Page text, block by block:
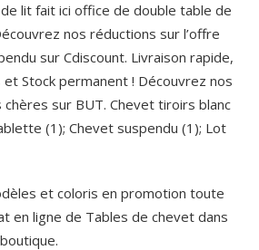
lit fait ici office de double table de
nos réductions sur l’offre
sur Cdiscount. Livraison rapide,
Stock permanent ! Découvrez nos
sur BUT. Chevet tiroirs blanc
(1); Chevet suspendu (1); Lot
et coloris en promotion toute
en ligne de Tables de chevet dans